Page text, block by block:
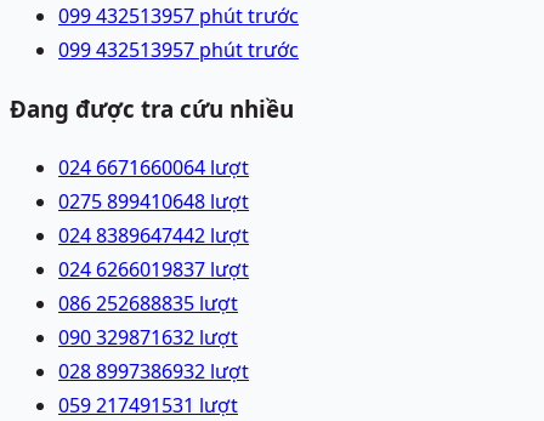
099 432513957 phút trước
099 432513957 phút trước
Đang được tra cứu nhiều
024 6671660064 lượt
0275 899410648 lượt
024 8389647442 lượt
024 6266019837 lượt
086 252688835 lượt
090 329871632 lượt
028 8997386932 lượt
059 217491531 lượt